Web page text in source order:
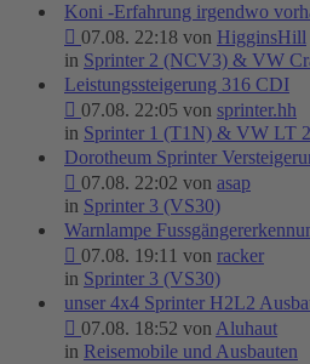
Koni -Erfahrung irgendwo
07.08. 22:18 von HigginsHill
in Sprinter 2 (NCV3) & VW
Leistungssteigerung 316 CDI
07.08. 22:05 von sprinter.hh
in Sprinter 1 (T1N) & VW LT 2
Dorotheum Sprinter
07.08. 22:02 von asap
in Sprinter 3 (VS30)
Warnlampe
07.08. 19:11 von racker
in Sprinter 3 (VS30)
unser 4x4 Sprinter H2L2
07.08. 18:52 vonAluhaut
in Reisemobile und Ausbauten